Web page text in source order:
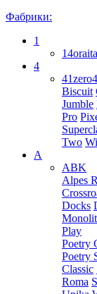
Фабрики:
1
4
Biscuit
Jumble
Pro
Two
A
ABK
Alpes
Docks
Play
Poetry
Poetry
Classic
Roma